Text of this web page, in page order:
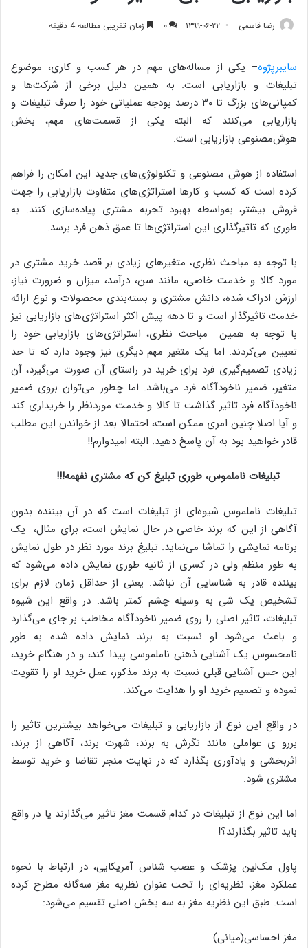
رضا قاسمی ۱۳۹۹-۰۶-۲۲ ۰ زمان تقریبی مطالعه 4 دقیقه
سایبرپژوه– یکی از مساله‌های مهم در هر کسب و کاری، موضوع
تبلیغات و بازاریابی است. به همین دلیل برخی از شرکت‌ها و
کمپانی‌های بزرگ تا ۳۰ درصد بودجه عملیاتی خود را صرف تبلیغات و
بازاریابی می‌کنند که البته یکی از قسمت‌های مهم، بخش
هوش‌مصنوعی بازاریابی است.
استفاده از هوش مصنوعی و تکنولوژی‌های جدید این امکان را فراهم
کرده است که کسب و کارها استراتژی‌های متفاوت بازاریابی را جهت
فروش بیشتر، به‌واسطه بهبود تجربه مشتری پیاده‌سازی کنند. به
طوری که تاثیر‌گذاری این استراتژی‌ها تا عمق ذهن فرد برسد.
با توجه به مباحث نظری، متغیر‌های زیادی بر قصد خرید مشتری در
مورد کالا و خدمت خاصی، مانند سن، درآمد، میزان و ضرورت نیاز،
ارزش ادراک شده، دانش مشتری و بسته‌بندی محصولات و نوع ارائه
خدمت تاثیر‌گذار است و تا دهه پیش اکثر استراتژی‌های بازاریابی نیز
با توجه به همین مباحث نظری، استراتژی‌های بازاریابی خود را
تعیین می‌کردند. اما یک متغیر مهم دیگری نیز وجود دارد که تا حد
زیادی تصمیم‌گیری فرد برای خرید در راستای آن صورت می‌گیرد، آن
متغیر، ضمیر ناخودآگاه فرد می‌باشد. اما چطور می‌توان بروی ضمیر
ناخود‌آگاه فرد تاثیر گذاشت تا کالا و خدمت موردنظر را خریداری کند
و آیا اصلا چنین امری ممکن است، احتمالا بعد از خواندن این مطلب
قادر خواهید بود به آن پاسخ دهید. البته امیدوارم!!
تبلیغات ناملموس، طوری تبلیغ کن که مشتری نفهمه!!!
تبلیغات ناملموس شیوه‌ای از تبلیغات است که در آن بیننده بدون
آگاهی از این که برند خاصی در حال نمایش است، برای مثال، یک
برنامه نمایشی را تماشا می‌نماید. تبلیغ برند مورد نظر در طول نمایش
به طور منظم ولی در کسری از ثانیه طوری نمایش داده می‌شود که
بیننده قادر به شناسایی آن نباشد. یعنی از حداقل زمان لازم برای
تشخیص یک شی به وسیله چشم کمتر باشد. در واقع این شیوه
تبلیغات، تاثیر اصلی را روی ضمیر ناخودآگاه مخاطب بر جای می‌گذارد
و باعث می‌شود او نسبت به برند نمایش داده شده به طور
نامحسوس یک آشنایی ذهنی ناملموسی پیدا کند، و در هنگام خرید،
این حس آشنایی قبلی نسبت به برند مذکور، عمل خرید او را تقویت
نموده و تصمیم خرید او را هدایت می‌کند.
در واقع این نوع از بازاریابی و تبلیغات می‌خواهد بیشترین تاثیر را
بررو ی عواملی مانند نگرش به برند، شهرت برند، آگاهی از برند،
اثربخشی و یادآوری بگذارد که در نهایت منجر تقاضا و خرید توسط
مشتری شود.
اما این نوع از تبلیغات در کدام قسمت مغز تاثیر می‌گذارند یا در واقع
باید تاثیر بگذارند؟!
پاول مک‌لین پزشک و عصب شناس آمریکایی، در ارتباط با نحوه
عملکرد مغز، نظریه‌ای را تحت عنوان نظریه مغز سه‌گانه مطرح کرده
است. طبق این نظریه مغز به سه بخش اصلی تقسیم می‌شود:
مغز احساسی(میانی)